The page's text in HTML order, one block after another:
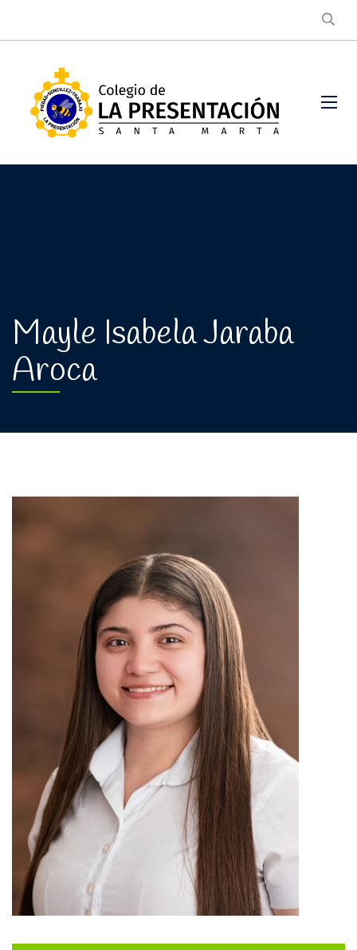
Mayle Isabela Jaraba
Aroca